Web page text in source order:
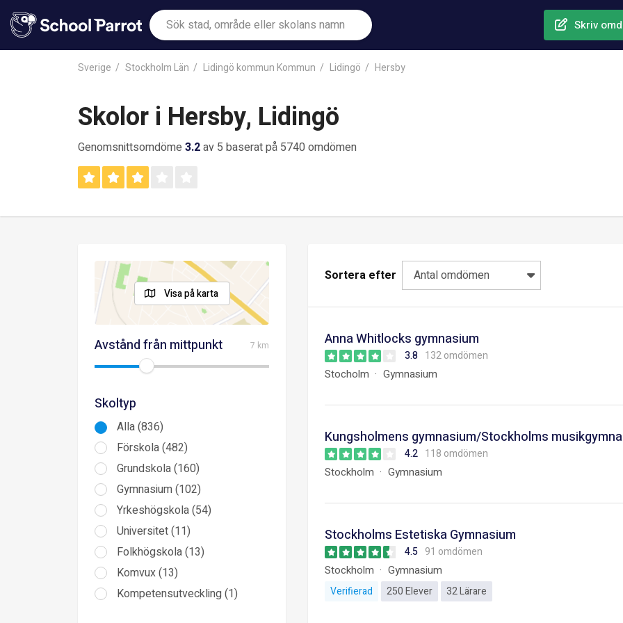
Skriv
Sverige Stockholm Län Lidingö kommun Kommun Lidingö Hersby
Skolor i Hersby, Lidingö
Genomsnittsomdöme 3.2av 5 baserat på 5740 omdömen
Visa på karta
Avstånd från mittpunkt 7 km
Skoltyp
Alla (836)
Förskola (482)
Grundskola (160)
Gymnasium (102)
Yrkeshögskola (54)
Universitet (11)
Folkhögskola (13)
Komvux (13)
Kompetensutveckling (1)
Sortera efter Antal omdömen
Anna Whitlocks gymnasium
3.8 132 omdömen
Stocholm Gymnasium
Kungsholmens gymnasium/Stockholms
4.2 118 omdömen
Stockholm Gymnasium
Stockholms Estetiska Gymnasium
4.5 91 omdömen
Stockholm Gymnasium
Verifierad 250 Elever 32 Lärare